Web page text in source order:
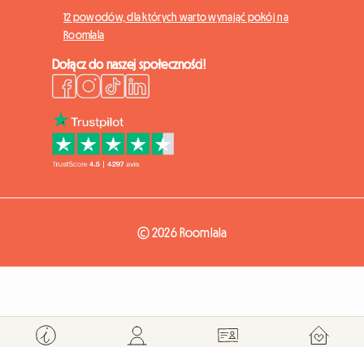
12 powodów, dla których warto wynająć pokój na
Roomlala
Dołącz do naszej społeczności!
© 2026 Roomlala